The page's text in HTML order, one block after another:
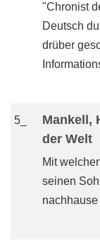
"Chronist
Deutsch
drüber
5_
Mankell,
der Welt
Mit
seinen